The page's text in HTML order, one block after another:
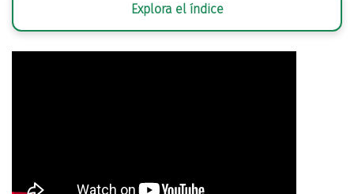
Explora el índice